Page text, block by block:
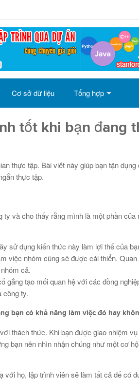
Cơ sở dữ liệu Tổng hợp
tốt khi bạn đang
thực tập. Bài viết này giúp bạn tận dụng
thực tập.
và cho thấy rằng mình là một phần của
sử dụng kiến thức này làm lợi thế của
việc nhóm cũng sẽ được cái thiển. Quan
cả.
gắng tạo mối quan hệ với các đồng
công ty.
bạn có khả năng làm việc đó hay
thách thức. Khi bạn được giao nhiệm
bạn nên nhìn nhận chúng như một cơ
với họ, lập trình viên sẽ làm tất cả để có